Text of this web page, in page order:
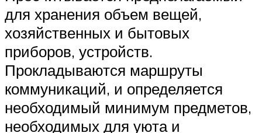
для хранения объем вещей,
хозяйственных и бытовых
приборов, устройств.
Прокладываются маршруты
коммуникаций, и определяется
необходимый минимум предметов,
необходимых для уюта и